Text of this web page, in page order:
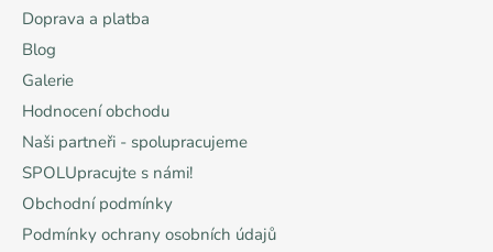
Doprava a platba
Blog
Galerie
Hodnocení obchodu
Naši partneři - spolupracujeme
SPOLUpracujte s námi!
Obchodní podmínky
Podmínky ochrany osobních údajů